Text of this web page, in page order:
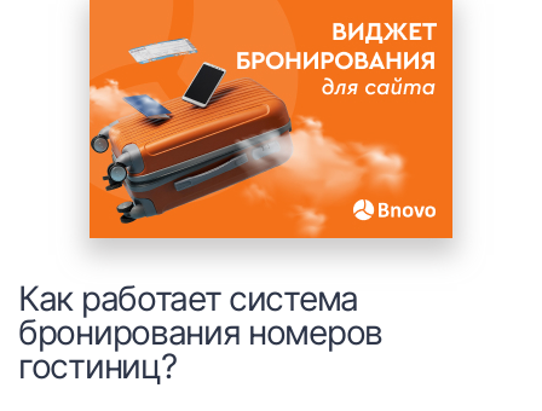
Как работает система
бронирования номеров
гостиниц?